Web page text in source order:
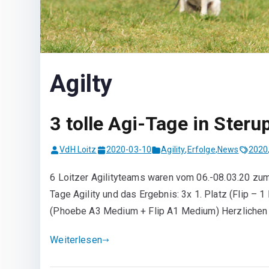
Agilty
3 tolle Agi-Tage in
VdH Loitz 2020-03-10 Agility, Erfolge,News 2020
6 Loitzer Agilityteams waren vom 06.-08.03.20
Tage Agility und das Ergebnis: 3x 1. Platz (Flip –
(Phoebe A3 Medium + Flip A1 Medium)
Weiterlesen